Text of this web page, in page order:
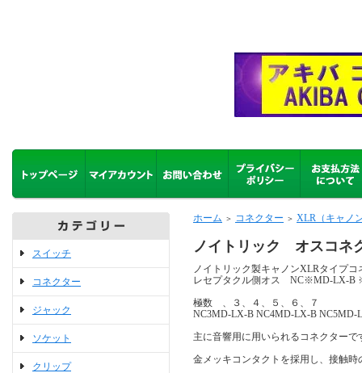
スイッチ
コネクター
ジャック
ソケット
クリップ
ホーム ＞ コネクター ＞ XLR（キャノ
ノイトリック オスコ
ノイトリック製キャノンXLRタイプコ
レセプタクル側オス NC※MD-LX-B
極数 、３、４、５、６、７
NC3MD-LX-B NC4MD-LX-B
主に音響用に用いられるコネクターで
金メッキコンタクトを採用し、接触